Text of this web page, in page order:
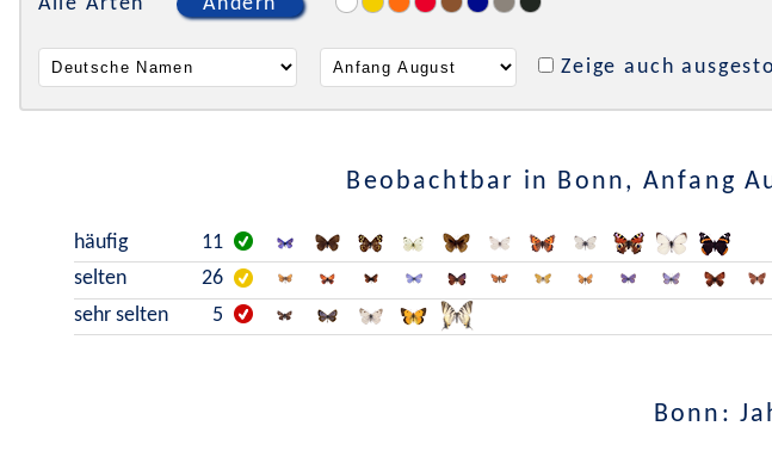
Alle Arten Ändern
Zeige auch
Beobachtbar in Bonn, Anfang
häufig 11
selten
26
sehr selten
5
Bonn: